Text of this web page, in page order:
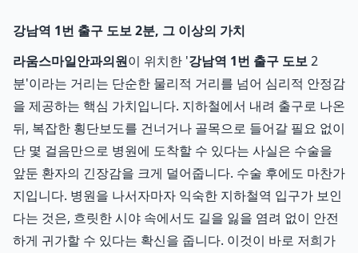
강남역 1번 출구 도보 2분, 그 이상의 가치
라움스마일안과의원이 위치한 '강남역 1번 출구 도보2
분'이라는 거리는 단순한 물리적 거리를 넘어 심리적 안정감
을 제공하는 핵심 가치입니다. 지하철에서 내려 출구로 나온
뒤, 복잡한 횡단보도를 건너거나 골목으로 들어갈 필요 없이
단 몇 걸음만으로 병원에 도착할 수 있다는 사실은 수술을
앞둔 환자의 긴장감을 크게 덜어줍니다. 수술 후에도 마찬가
지입니다. 병원을 나서자마자 익숙한 지하철역 입구가 보인
다는 것은, 흐릿한 시야 속에서도 길을 잃을 염려 없이 안전
하게 귀가할 수 있다는 확신을 줍니다. 이것이 바로 저희가